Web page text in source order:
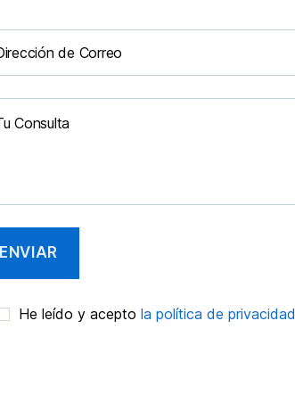
He leído y acepto la política de privacidad